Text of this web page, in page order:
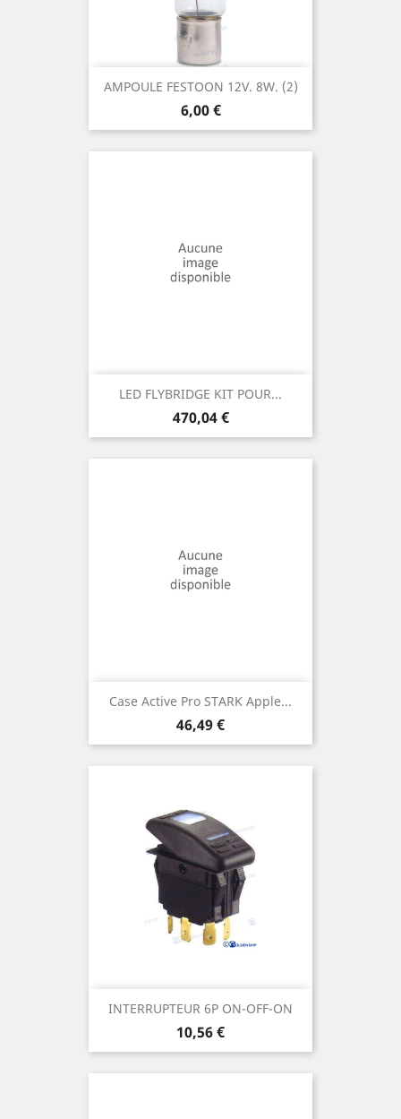
AMPOULE FESTOON 12V. 8W. (2)
Prix
6,00 €
LED FLYBRIDGE KIT POUR...
Prix
470,04 €
Case Active Pro STARK Apple...
Prix
46,49 €
INTERRUPTEUR 6P ON-OFF-ON
Prix
10,56 €